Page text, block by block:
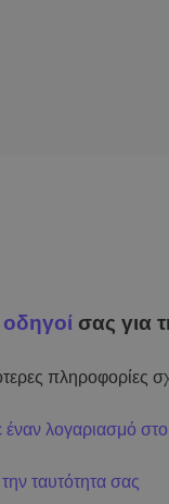
σας για
πληροφορίες
έναν λογαριασμό
ταυτότητα σας